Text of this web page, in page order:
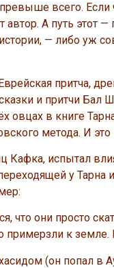
всего. Если
А путь этот —
— либо уж
притча,
и притчи Бал
овцах в книге
метода. И это
испытал
у Тарна
они просто
к
(он попал